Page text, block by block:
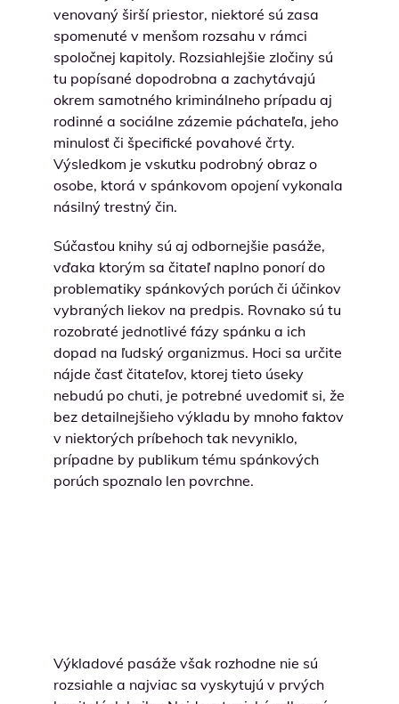
venovaný širší priestor, niektoré sú zasa
spomenuté v menšom rozsahu v rámci
spoločnej kapitoly. Rozsiahlejšie zločiny sú
tu popísané dopodrobna a zachytávajú
okrem samotného kriminálneho prípadu aj
rodinné a sociálne zázemie páchateľa, jeho
minulosť či špecifické povahové črty.
Výsledkom je vskutku podrobný obraz o
osobe, ktorá v spánkovom opojení vykonala
násilný trestný čin.
Súčasťou knihy sú aj odbornejšie pasáže,
vďaka ktorým sa čitateľ naplno ponorí do
problematiky spánkových porúch či účinkov
vybraných liekov na predpis. Rovnako sú tu
rozobraté jednotlivé fázy spánku a ich
dopad na ľudský organizmus. Hoci sa určite
nájde časť čitateľov, ktorej tieto úseky
nebudú po chuti, je potrebné uvedomiť si, že
bez detailnejšieho výkladu by mnoho faktov
v niektorých príbehoch tak nevyniklo,
prípadne by publikum tému spánkových
porúch spoznalo len povrchne.
Výkladové pasáže však rozhodne nie sú
rozsiahle a najviac sa vyskytujú v prvých